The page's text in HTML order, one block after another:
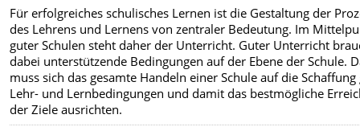
Für erfolgreiches schulisches Lernen ist die Gestaltung der
des Lehrens und Lernens von zentraler Bedeutung. Im
guter Schulen steht daher der Unterricht. Guter Unterricht
dabei unterstützende Bedingungen auf der Ebene der Schule.
muss sich das gesamte Handeln einer Schule auf die
Lehr- und Lernbedingungen und damit das bestmögliche
der Ziele ausrichten.